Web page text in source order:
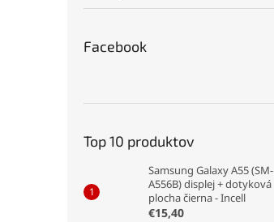
Facebook
Top 10 produktov
Samsung Galaxy A55 (SM-
A556B) displej + dotyková
plocha čierna - Incell
€15,40